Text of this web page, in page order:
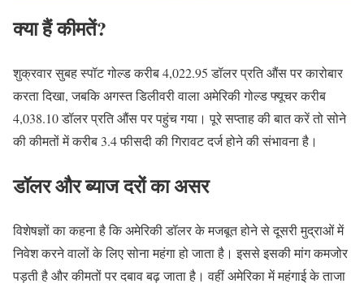
क्या हैं कीमतें?
शुक्रवार सुबह स्पॉट गोल्ड करीब 4,022.95 डॉलर प्रति औंस पर कारोबार
करता दिखा, जबकि अगस्त डिलीवरी वाला अमेरिकी गोल्ड फ्यूचर करीब
4,038.10 डॉलर प्रति औंस पर पहुंच गया। पूरे सप्ताह की बात करें तो सोने
की कीमतों में करीब 3.4 फीसदी की गिरावट दर्ज होने की संभावना है।
डॉलर और ब्याज दरों का असर
विशेषज्ञों का कहना है कि अमेरिकी डॉलर के मजबूत होने से दूसरी मुद्राओं में
निवेश करने वालों के लिए सोना महंगा हो जाता है। इससे इसकी मांग कमजोर
पड़ती है और कीमतों पर दबाव बढ़ जाता है। वहीं अमेरिका में महंगाई के ताजा